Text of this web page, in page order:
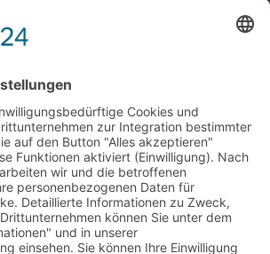
Web-Authentifizierung